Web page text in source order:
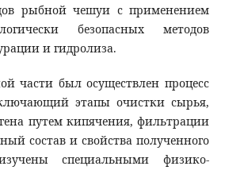
рыбной чешуи с применением
безопасных методов
и гидролиза.
части был осуществлен процесс
этапы очистки сырья,
путем кипячения, фильтрации
состав и свойства полученного
специальными физико-